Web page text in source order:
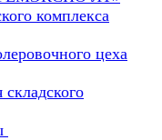
комплекса
цеха